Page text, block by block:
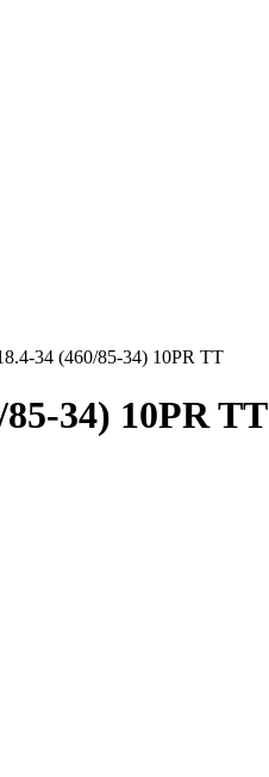
34 (460/85-34) 10PR TT
34) 10PR TT